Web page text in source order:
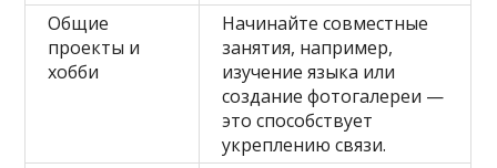
Общие
проекты и
хобби
Начинайте совместные
занятия, например,
изучение языка или
создание фотогалереи —
это способствует
укреплению связи.